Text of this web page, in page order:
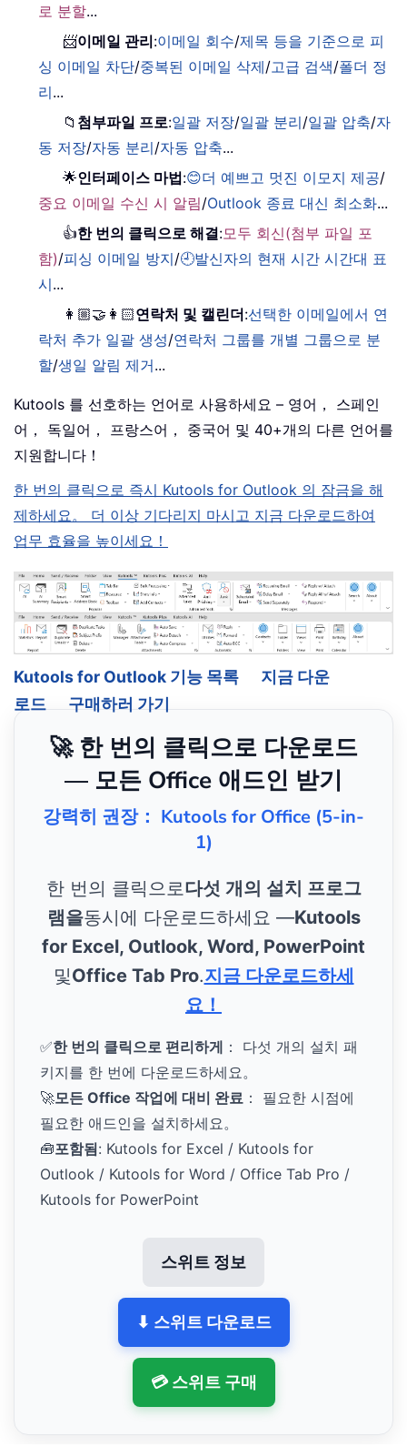
로 분할...
📨이메일 관리:이메일 회수/제목 등을 기준으로 피
싱 이메일 차단/중복된 이메일 삭제/고급 검색/폴더 정
리...
📁 첨부파일 프로:일괄 저장/일괄 분리/일괄 압축/자
동 저장/자동 분리/자동 압축...
🌟인터페이스 마법:😊더 예쁘고 멋진 이모지 제공/
중요 이메일 수신 시 알림/Outlook 종료 대신 최소화...
👍한 번의 클릭으로 해결:모두 회신(첨부 파일 포
함)/피싱 이메일 방지/🕘발신자의 현재 시간 시간대 표
시...
👩🏼‍🤝‍👩🏻연락처 및 캘린더:선택한 이메일에서 연
락처 추가 일괄 생성/연락처 그룹를 개별 그룹으로 분
할/생일 알림 제거...
Kutools 를 선호하는 언어로 사용하세요 – 영어， 스페인
어， 독일어， 프랑스어， 중국어 및 40+개의 다른 언어를
지원합니다！
한 번의 클릭으로 즉시 Kutools for Outlook 의 잠금을 해
제하세요。 더 이상 기다리지 마시고 지금 다운로드하여
업무 효율을 높이세요！
Kutools for Outlook 기능 목록
지금 다운
로드
구매하러 가기
🚀 한 번의 클릭으로 다운로드
— 모든 Office 애드인 받기
강력히 권장： Kutools for Office (5-in-
1)
한 번의 클릭으로다섯 개의 설치 프로그
램을동시에 다운로드하세요 —Kutools
for Excel, Outlook, Word, PowerPoint
및Office Tab Pro.지금 다운로드하세
요！
✅한 번의 클릭으로 편리하게 ： 다섯 개의 설치 패
키지를 한 번에 다운로드하세요。
🚀모든 Office 작업에 대비 완료 ： 필요한 시점에
필요한 애드인을 설치하세요。
🧰포함됨: Kutools for Excel / Kutools for
Outlook / Kutools for Word / Office Tab Pro /
Kutools for PowerPoint
스위트 정보
⬇ 스위트 다운로드
💳 스위트 구매